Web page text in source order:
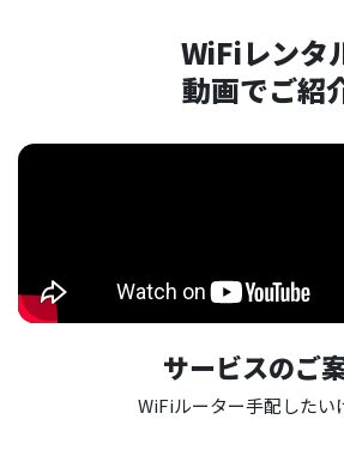
WiFiレンタ
動画でご紹
サービスのご
WiFiルーター手配したいけ